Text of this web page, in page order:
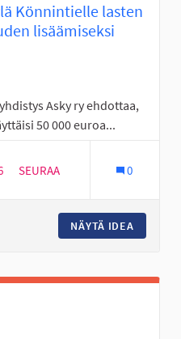
Könnintielle lasten
lisäämiseksi
Asky ry ehdottaa,
50 000 euroa...
16 SEURAAJAA
SEURAA 0
NÄYTÄ IDEA